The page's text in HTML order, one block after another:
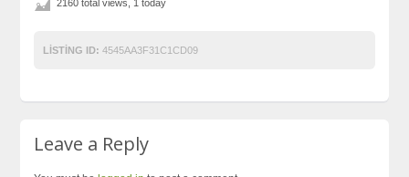
2160 total views, 1 today
LISTING ID: 4545AA3F31C1CD09
Leave a Reply